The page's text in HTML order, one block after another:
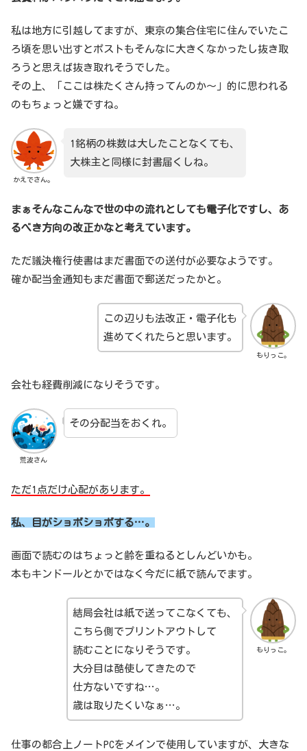
私は地方に引越してますが、東京の集合住宅に住んでいたこ
ろ頃を思い出すとポストもそんなに大きくなかったし抜き取
ろうと思えば抜き取れそうでした。
その上、「ここは株たくさん持ってんのか～」的に思われる
のもちょっと嫌ですね。
かえでさん。
1銘柄の株数は大したことなくても、
大株主と同様に封書届くしね。
まぁそんなこんなで世の中の流れとしても電子化ですし、あ
るべき方向の改正かなと考えています。
ただ議決権行使書はまだ書面での送付が必要なようです。
確か配当金通知もまだ書面で郵送だったかと。
もりっこ。
この辺りも法改正・電子化も
進めてくれたらと思います。
会社も経費削減になりそうです。
荒波さん
その分配当をおくれ。
ただ1点だけ心配があります。
私、目がショボショボする…。
画面で読むのはちょっと齢を重ねるとしんどいかも。
本もキンドールとかではなく今だに紙で読んでます。
もりっこ。
結局会社は紙で送ってこなくても、
こちら側でプリントアウトして
読むことになりそうです。
大分目は酷使してきたので
仕方ないですね…。
歳は取りたくいなぁ…。
仕事の都合上ノートPCをメインで使用していますが、大きな